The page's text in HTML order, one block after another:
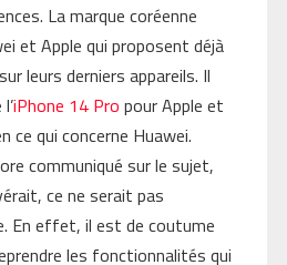
La marque coréenne
et Apple qui proposent déjà
leurs derniers appareils. Il
iPhone 14 Pro pour Apple et
ce qui concerne Huawei.
communiqué sur le sujet,
ce ne serait pas
En effet, il est de coutume
les fonctionnalités qui